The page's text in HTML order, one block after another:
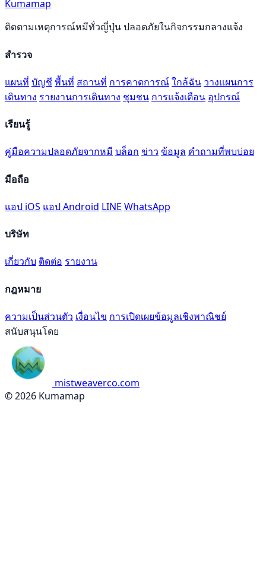
Kumamap
ติดตามเหตุการณ์หมีทั่วญี่ปุ่น ปลอดภัยในกิจกรรมกลางแจ้ง
สำรวจ
แผนที่ บัญชี พื้นที่ สถานที่ การคาดการณ์ใกล้ฉัน วางแผนการ
เดินทาง รายงานการเดินทาง ชุมชน การแจ้งเตือน อุปกรณ์
เรียนรู้
คู่มือความปลอดภัยจากหมี บล็อก ข่าว ข้อมูล คำถามที่พบบ่อย
มือถือ
แอป iOS แอป Android LINE WhatsApp
บริษัท
เกี่ยวกับ ติดต่อ รายงาน
กฎหมาย
ความเป็นส่วนตัว เงื่อนไข การเปิดเผยข้อมูลเชิงพาณิชย์
สนับสนุนโดย
mistweaverco.com
© 2026 Kumamap